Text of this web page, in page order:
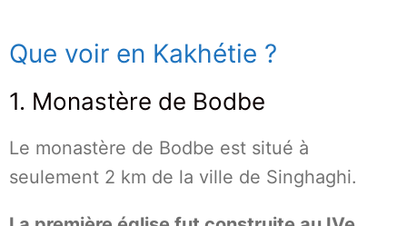
Que voir en Kakhétie ?
1. Monastère de Bodbe
Le monastère de Bodbe est situé à
seulement 2 km de la ville de Singhaghi.